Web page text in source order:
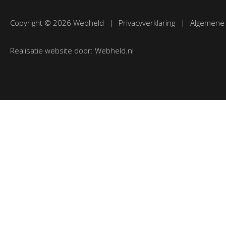
Copyright © 2026 Webheld | Privacyverklaring |
Realisatie website door: Webheld.nl